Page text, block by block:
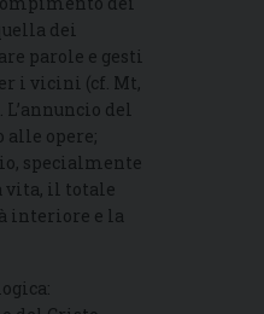
dei
parole e gesti
i vicini (cf. Mt,
L’annuncio del
alle opere;
specialmente
vita, il totale
interiore e la